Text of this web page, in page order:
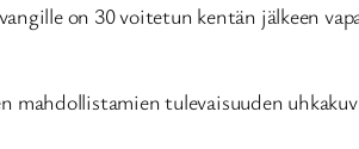
on 30 voitetun kentän jälkeen
tulevaisuuden